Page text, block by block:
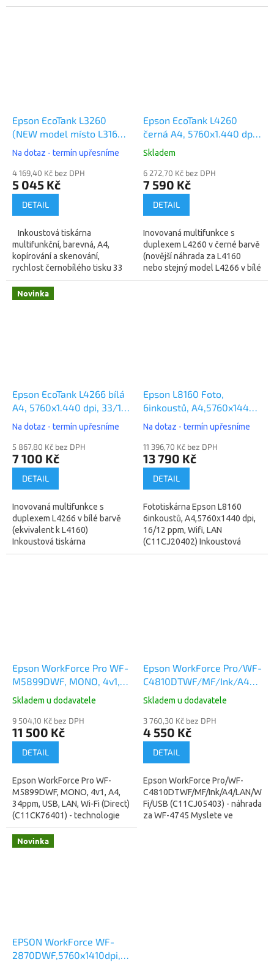
rychlost černobílého tisku 33
náhrada za model 3150 +
Epson EcoTank L3260
(NEW model místo L3160)
, A4, color, 33ppm, 5760 x
1440 (C11CJ66407)
Na dotaz - termín upřesníme
4 169,40 Kč bez DPH
5 045 Kč
DETAIL
Inkoustová tiskárna
multifunkční, barevná, A4,
kopírování a skenování,
rychlost černobílého tisku 33
str./min., rychlost barevného
tisku 15 str./min., tiskové
rozlišení 5760...
Epson EcoTank L4260
černá A4, 5760x1.440 dpi,
33/15 ppm, duplex, Wifi
náhrada za L4160 nebo
stejný model L4266 v bílé
barvě )
Skladem
6 272,70 Kč bez DPH
7 590 Kč
DETAIL
Inovovaná multifunkce s
duplexem L4260 v černé barvě
(novější náhrada za L4160
nebo stejný model L4266 v bílé
barvě ) Inkoustová tiskárna
Novinka
Epson EcoTank L4266 bílá
A4, 5760x1.440 dpi, 33/15
ppm, duplex, Wifi
Na dotaz - termín upřesníme
5 867,80 Kč bez DPH
7 100 Kč
DETAIL
Inovovaná multifunkce s
duplexem L4266 v bílé barvě
(ekvivalent k L4160)
Inkoustová tiskárna
multifunkční, barevná, A4,
Epson L8160 Foto,
6inkoustů, A4,5760x1440
dpi, 16/12 ppm, Wifi, LAN
Na dotaz - termín upřesníme
11 396,70 Kč bez DPH
13 790 Kč
DETAIL
Fototiskárna Epson L8160
6inkoustů, A4,5760x1440 dpi,
16/12 ppm, Wifi, LAN
(C11CJ20402) Inkoustová
tiskárna multifunkční, barevná,
Epson WorkForce Pro WF-
M5899DWF, MONO, 4v1,
A4, 34ppm, USB, LAN, Wi-
Skladem u dodavatele
9 504,10 Kč bez DPH
11 500 Kč
DETAIL
Epson WorkForce Pro WF-
M5899DWF, MONO, 4v1, A4,
34ppm, USB, LAN, Wi-Fi (Direct)
(C11CK76401) - technologie
tisku za studena , spotřeba
27W (žárovka) (záruka 12
měsíců, lze...
Epson WorkForce Pro/WF-
C4810DTWF/MF/Ink/A4/
Fi/USB (C11CJ05403) -
Skladem u dodavatele
3 760,30 Kč bez DPH
4 550 Kč
DETAIL
Epson WorkForce Pro/WF-
C4810DTWF/MF/Ink/A4/LAN/Wi-
Fi/USB (C11CJ05403) - náhrada
za WF-4745 Myslete ve
Novinka
EPSON WorkForce WF-
2870DWF,5760x1410dpi,33/18